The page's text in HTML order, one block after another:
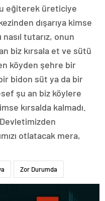
eğiterek üreticiye
dışarıya kimse
tutarız, onun
biz kırsala et ve sütü
köyden şehre bir
bidon süt ya da bir
şu an biz köylere
kırsalda kalmadı.
otlatacak mera,
Zor Durumda